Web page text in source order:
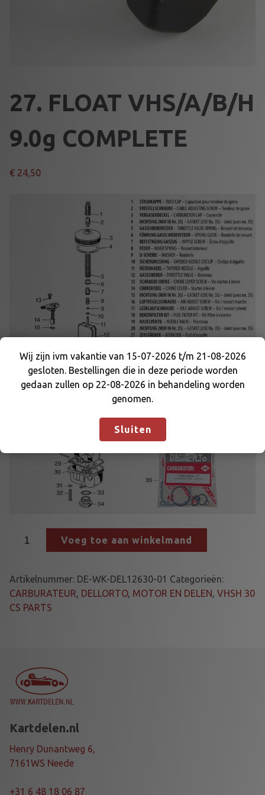
27. FLOAT VHS/A/B/H
9.0g COMPLETE
€ 24,50
F
L
O
A
B
/
H
.
Voeg toe aan winkelmand
Artikelnummer: DE-WK-DEL12630-01 Categorieën:
CARBURATEUR, DELLORTO, MOTOR EN DELEN, VHSH 30
CS PARTS
Kartdelen.nl
Henry Dunantweg 6,
7161WS Neede
+31 6 48 18 06 87
Wij zijn ivm vakantie van 15-07-2026 t/m 21-08-
2026 gesloten. Bestellingen die in deze periode
worden gedaan zullen op 22-08-2026 in
behandeling worden genomen.Negeren
Wij zijn ivm vakantie van 15-07-2026 t/m 21-08-2026
gesloten. Bestellingen die in deze periode worden
gedaan zullen op 22-08-2026 in behandeling worden
genomen.
Sluiten